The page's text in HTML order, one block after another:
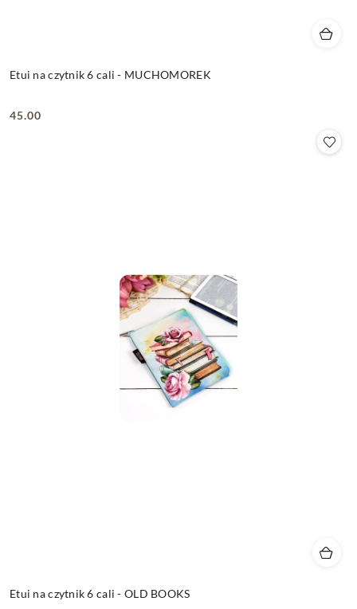
Etui na czytnik 6 cali - MUCHOMOREK
Cena:
45.00
Etui na czytnik 6 cali - OLD BOOKS